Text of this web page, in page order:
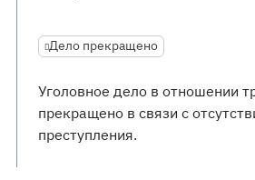
Дело прекращено
Уголовное дело в отношении
прекращено в связи с
преступления.